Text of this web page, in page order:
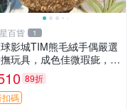
百貨 1
影城TIM熊毛絨手偶嚴選
玩具，成色佳微瑕疵，贈
禮物超值優惠 TIM熊 毛絨
安撫 toy 嚴選
89折
扣碼